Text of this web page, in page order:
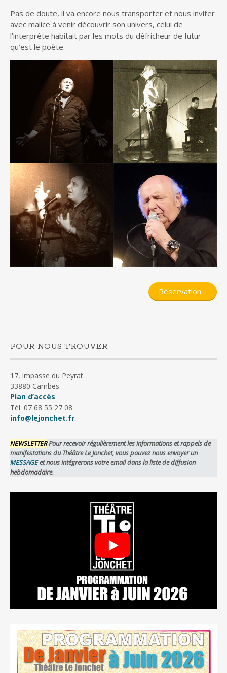
Pas de doute, il va encore nous transporter et nous inviter
avec malice à venir découvrir son univers, celui de
l’interprète habitait par les mots du défricheur de futur
qu’est le poète.
Réservation…
POUR NOUS TROUVER
17, impasse du Peyrat.
33880 Cambes
Plan d’accès
Tél. 07 68 55 27 08
info@lejonchet.fr
NEWSLETTERPour recevoir régulièrement les informations et rappels de
manifestations du Théâtre Le Jonchet, vous pouvez nous envoyer un
MESSAGEet nous intégrerons votre email dans la liste de diffusion
hebdomadaire.